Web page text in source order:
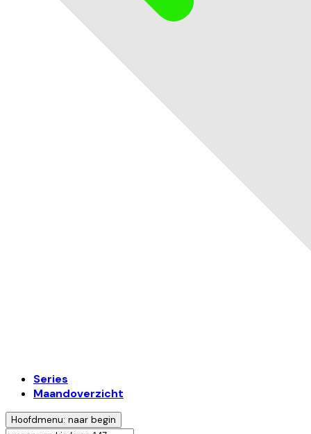
Series
Maandoverzicht
Hoofdmenu: naar begin